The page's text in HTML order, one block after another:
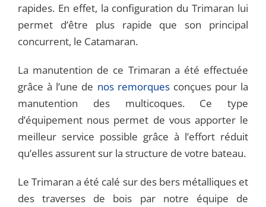
rapides. En effet, la configuration du Trimaran lui
permet d’être plus rapide que son principal
concurrent, le Catamaran.
La manutention de ce Trimaran a été effectuée
grâce à l’une de nos remorquesconçues pour la
manutention des multicoques. Ce type
d’équipement nous permet de vous apporter le
meilleur service possible grâce à l’effort réduit
qu’elles assurent sur la structure de votre bateau.
Le Trimaran a été calé sur des bers métalliques et
des traverses de bois par notre équipe de